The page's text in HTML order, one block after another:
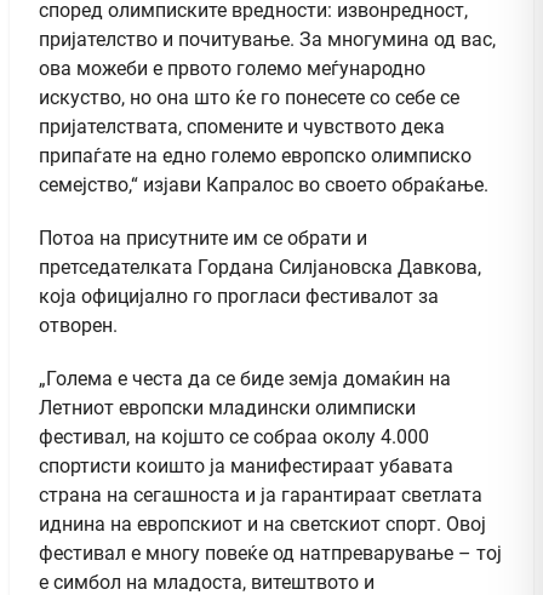
според олимписките вредности: извонредност,
пријателство и почитување. За многумина од вас,
ова можеби е првото големо меѓународно
искуство, но она што ќе го понесете со себе се
пријателствата, спомените и чувството дека
припаѓате на едно големо европско олимписко
семејство,“ изјави Капралос во своето обраќање.
Потоа на присутните им се обрати и
претседателката Гордана Силјановска Давкова,
која официјално го прогласи фестивалот за
отворен.
„Голема е честа да се биде земја домаќин на
Летниот европски младински олимписки
фестивал, на којшто се собраа околу 4.000
спортисти коишто ја манифестираат убавата
страна на сегашноста и ја гарантираат светлата
иднина на европскиот и на светскиот спорт. Овој
фестивал е многу повеќе од натпреварување – тој
е симбол на младоста, витештвото и